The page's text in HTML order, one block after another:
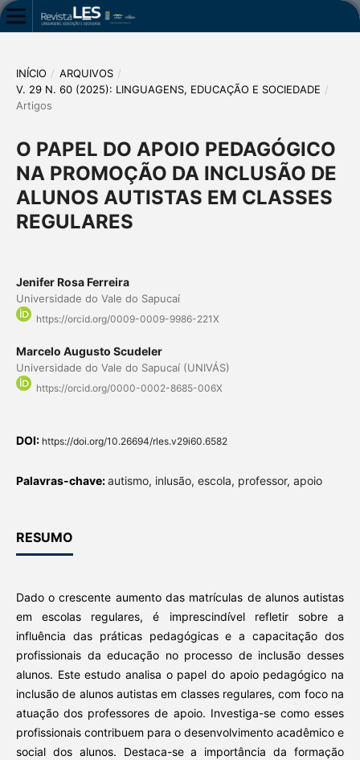
INÍCIO / ARQUIVOS /
V. 29 N. 60 (2025): LINGUAGENS, EDUCAÇÃO E SOCIEDADE /
Artigos
O PAPEL DO APOIO PEDAGÓGICO
NA PROMOÇÃO DA INCLUSÃO DE
ALUNOS AUTISTAS EM CLASSES
REGULARES
Jenifer Rosa Ferreira
Universidade do Vale do Sapucaí
https://orcid.org/0009-0009-9986-221X
Marcelo Augusto Scudeler
Universidade do Vale do Sapucaí (UNIVÁS)
https://orcid.org/0000-0002-8685-006X
DOI: https://doi.org/10.26694/rles.v29i60.6582
Palavras-chave:autismo, inlusão, escola, professor, apoio
RESUMO
Dado o crescente aumento das matrículas de alunos autistas
em escolas regulares, é imprescindível refletir sobre a
influência das práticas pedagógicas e a capacitação dos
profissionais da educação no processo de inclusão desses
alunos. Este estudo analisa o papel do apoio pedagógico na
inclusão de alunos autistas em classes regulares, com foco na
atuação dos professores de apoio. Investiga-se como esses
profissionais contribuem para o desenvolvimento acadêmico e
social dos alunos. Destaca-se a importância da formação